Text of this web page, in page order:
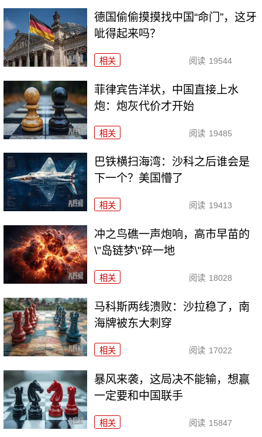
德国偷偷摸摸找中国“命门”，这牙
呲得起来吗？
相关 阅读 19544
菲律宾告洋状，中国直接上水
炮：炮灰代价才开始
相关 阅读 19485
巴铁横扫海湾：沙科之后谁会是
下一个？美国懵了
相关 阅读 19413
冲之鸟礁一声炮响，高市早苗的
\"岛链梦\"碎一地
相关 阅读 18028
马科斯两线溃败：沙拉稳了，南
海牌被东大刺穿
相关 阅读 17022
暴风来袭，这局决不能输，想赢
一定要和中国联手
相关 阅读 15847